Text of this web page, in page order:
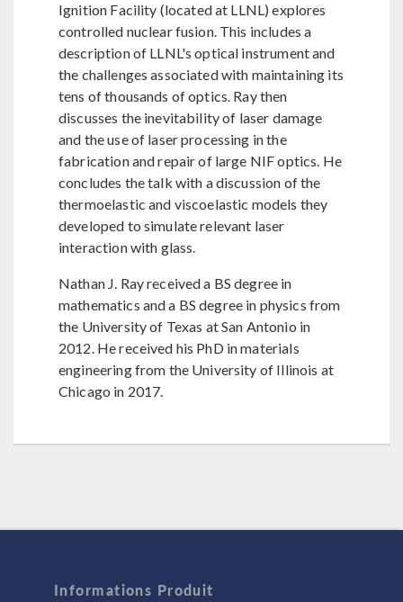
Ignition Facility (located at LLNL) explores
controlled nuclear fusion. This includes a
description of LLNL's optical instrument and
the challenges associated with maintaining its
tens of thousands of optics. Ray then
discusses the inevitability of laser damage
and the use of laser processing in the
fabrication and repair of large NIF optics. He
concludes the talk with a discussion of the
thermoelastic and viscoelastic models they
developed to simulate relevant laser
interaction with glass.
Nathan J. Ray received a BS degree in
mathematics and a BS degree in physics from
the University of Texas at San Antonio in
2012. He received his PhD in materials
engineering from the University of Illinois at
Chicago in 2017.
Informations Produit